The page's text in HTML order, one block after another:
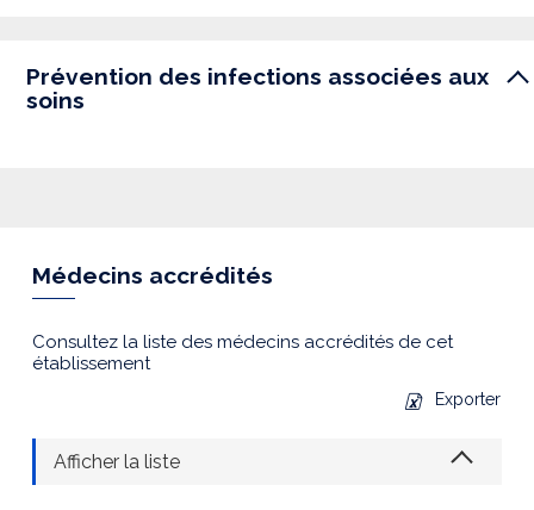
Prévention des infections associées aux
soins
Médecins accrédités
Consultez la liste des médecins accrédités de cet
établissement
Exporter
Afficher la liste